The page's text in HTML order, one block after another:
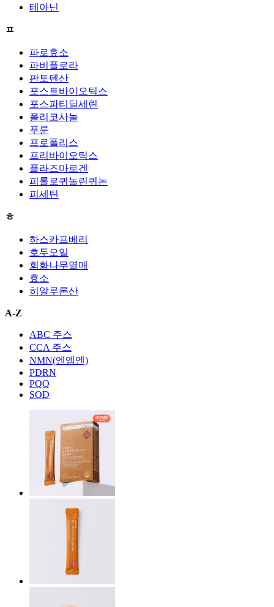
테아닌
ㅍ
파로효소
파비플로라
판토텐산
포스트바이오틱스
포스파티딜세린
폴리코사놀
푸룬
프로폴리스
프리바이오틱스
플라즈마로겐
피롤로퀴놀린퀴논
피세틴
ㅎ
하스카프베리
호두오일
회화나무열매
효소
히알루론산
A-Z
ABC 주스
CCA 주스
NMN(엔엠엔)
PDRN
PQQ
SOD